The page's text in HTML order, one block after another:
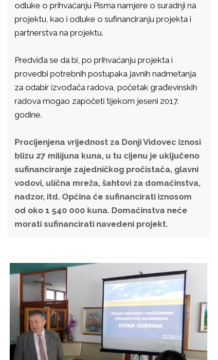
odluke o prihvaćanju Pisma namjere o suradnji na
projektu, kao i odluke o sufinanciranju projekta i
partnerstva na projektu.
Predviđa se da bi, po prihvaćanju projekta i
provedbi potrebnih postupaka javnih nadmetanja
za odabir izvođača radova, početak građevinskih
radova mogao započeti tijekom jeseni 2017.
godine.
Procijenjena vrijednost za Donji Vidovec iznosi
blizu 27 milijuna kuna, u tu cijenu je uključeno
sufinanciranje zajedničkog pročistača, glavni
vodovi, ulična mreža, šahtovi za domaćinstva,
nadzor, itd. Općina će sufinancirati iznosom
od oko 1 540 000 kuna. Domaćinstva neće
morati sufinancirati navedeni projekt.